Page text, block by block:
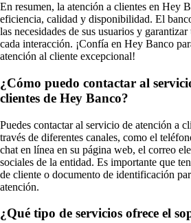
En resumen, la atención a clientes en Hey
eficiencia, calidad y disponibilidad. El
las necesidades de sus usuarios y
cada interacción. ¡Confía en Hey Banco
atención al cliente excepcional!
¿Cómo puedo contactar al
clientes de Hey Banco?
Puedes contactar al servicio de atención a
través de diferentes canales, como el
chat en línea en su página web, el correo
sociales de la entidad. Es importante que
de cliente o documento de identificación
atención.
¿Qué tipo de servicios ofrece el